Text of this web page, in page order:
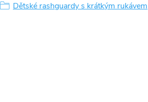
Dětské rashguardy s krátkým rukávem